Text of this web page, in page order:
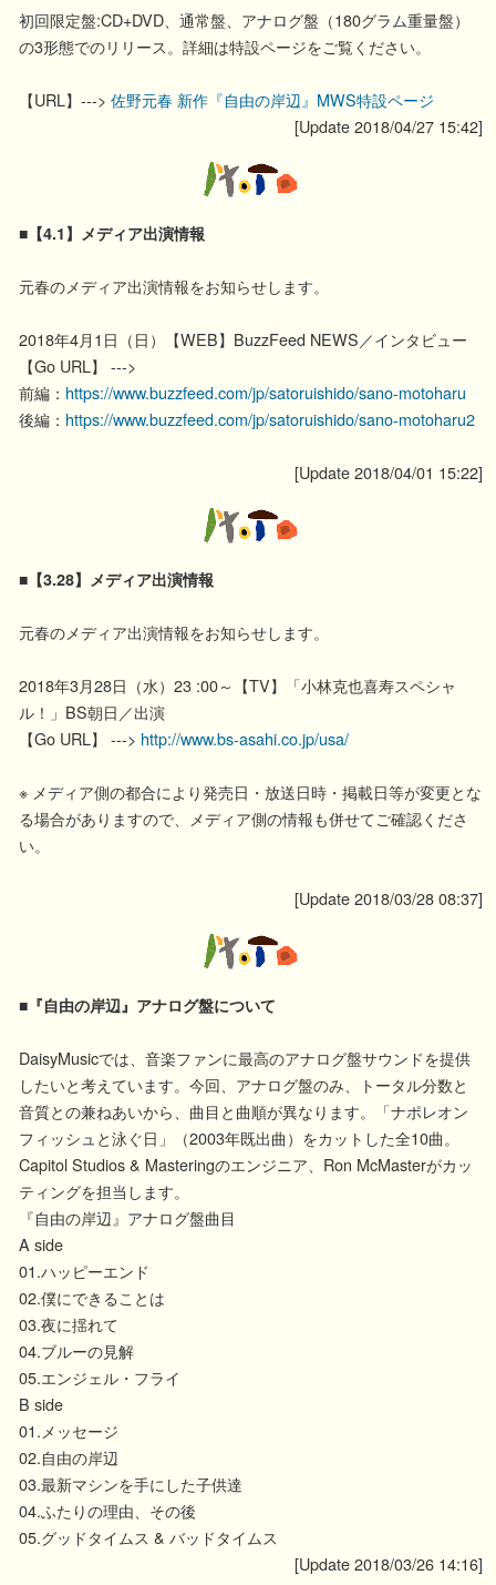
初回限定盤:CD+DVD、通常盤、アナログ盤（180グラム重量盤）
の3形態でのリリース。詳細は特設ページをご覧ください。
【URL】---> 佐野元春 新作『自由の岸辺』MWS特設ページ
[Update 2018/04/27 15:42]
■【4.1】メディア出演情報
元春のメディア出演情報をお知らせします。
2018年4月1日（日）【WEB】BuzzFeed NEWS／インタビュー
【Go URL】 --->
前編： https://www.buzzfeed.com/jp/satoruishido/sano-motoharu
後編： https://www.buzzfeed.com/jp/satoruishido/sano-motoharu2
[Update 2018/04/01 15:22]
■【3.28】メディア出演情報
元春のメディア出演情報をお知らせします。
2018年3月28日（水）23 :00～【TV】「小林克也喜寿スペシャ
ル！」BS朝日／出演
【Go URL】 ---> http://www.bs-asahi.co.jp/usa/
※ メディア側の都合により発売日・放送日時・掲載日等が変更とな
る場合がありますので、メディア側の情報も併せてご確認くださ
い。
[Update 2018/03/28 08:37]
■『自由の岸辺』アナログ盤について
DaisyMusicでは、音楽ファンに最高のアナログ盤サウンドを提供
したいと考えています。今回、アナログ盤のみ、トータル分数と
音質との兼ねあいから、曲目と曲順が異なります。「ナポレオン
フィッシュと泳ぐ日」（2003年既出曲）をカットした全10曲。
Capitol Studios & Masteringのエンジニア、Ron McMasterがカッ
ティングを担当します。
『自由の岸辺』アナログ盤曲目
A side
01.ハッピーエンド
02.僕にできることは
03.夜に揺れて
04.ブルーの見解
05.エンジェル・フライ
B side
01.メッセージ
02.自由の岸辺
03.最新マシンを手にした子供達
04.ふたりの理由、その後
05.グッドタイムス & バッドタイムス
[Update 2018/03/26 14:16]